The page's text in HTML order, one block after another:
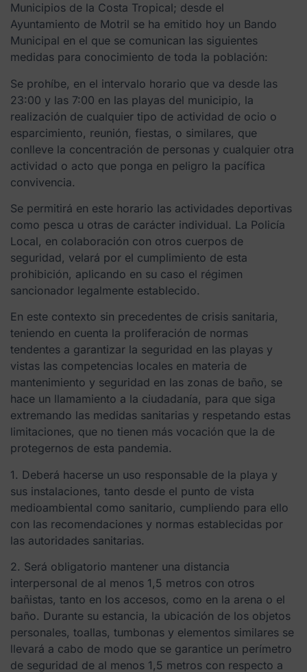
Municipios de la Costa Tropical; desde el
Ayuntamiento de Motril se ha emitido hoy un Bando
Municipal en el que se comunican las siguientes
medidas para conocimiento de toda la población:
Se prohíbe, en el intervalo horario que va desde las
23:00 y las 7:00 en las playas del municipio, la
realización de cualquier tipo de actividad de ocio o
esparcimiento, reunión, fiestas, o similares, que
conlleve la concentración de personas y cualquier otra
actividad o acto que ponga en peligro la pacífica
convivencia.
Se permitirá en este horario las actividades deportivas
como pesca u otras de carácter individual. La Policía
Local, en colaboración con otros cuerpos de
seguridad, velará por el cumplimiento de esta
prohibición, aplicando en su caso el régimen
sancionador legalmente establecido.
En este contexto sin precedentes de crisis sanitaria,
teniendo en cuenta la proliferación de normas
tendentes a garantizar la seguridad en las playas y
vistas las competencias locales en materia de
mantenimiento y seguridad en las zonas de baño, se
hace un llamamiento a la ciudadanía, para que siga
extremando las medidas sanitarias y respetando estas
limitaciones, que no tienen más vocación que la de
protegernos de esta pandemia.
1. Deberá hacerse un uso responsable de la playa y
sus instalaciones, tanto desde el punto de vista
medioambiental como sanitario, cumpliendo para ello
con las recomendaciones y normas establecidas por
las autoridades sanitarias.
2. Será obligatorio mantener una distancia
interpersonal de al menos 1,5 metros con otros
bañistas, tanto en los accesos, como en la arena o el
baño. Durante su estancia, la ubicación de los objetos
personales, toallas, tumbonas y elementos similares se
llevará a cabo de modo que se garantice un perímetro
de seguridad de al menos 1,5 metros con respecto a